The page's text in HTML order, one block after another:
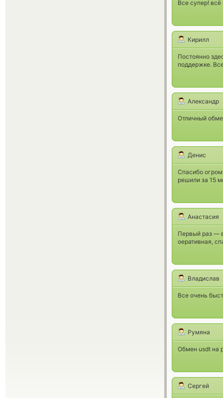
Все супер!
Кирилл
Постоянно
поддержке.
Александр
Отличный
Денис
Спасибо
решили за 15
Анастасия
Первый раз —
оеративная,
Владислав
Все очень
Румяна
Обмен usdt на
Сергей